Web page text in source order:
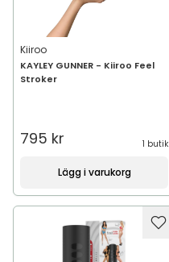
Kiiroo
KAYLEY GUNNER - Kiiroo Feel
Stroker
795 kr 1 butik
Lägg i varukorg